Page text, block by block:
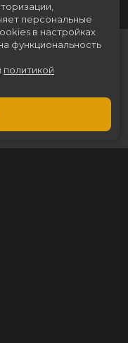
персональные
в настройках
функциональность
политикой